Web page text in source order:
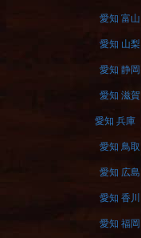
愛知 富山
愛知 山梨
愛知 静岡
愛知 滋賀
愛知 兵庫
愛知 鳥取
愛知 広島
愛知 香川
愛知 福岡